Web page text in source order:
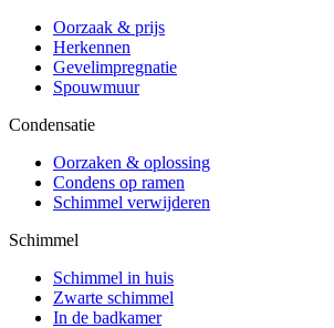
Oorzaak & prijs
Herkennen
Gevelimpregnatie
Spouwmuur
Condensatie
Oorzaken & oplossing
Condens op ramen
Schimmel verwijderen
Schimmel
Schimmel in huis
Zwarte schimmel
In de badkamer